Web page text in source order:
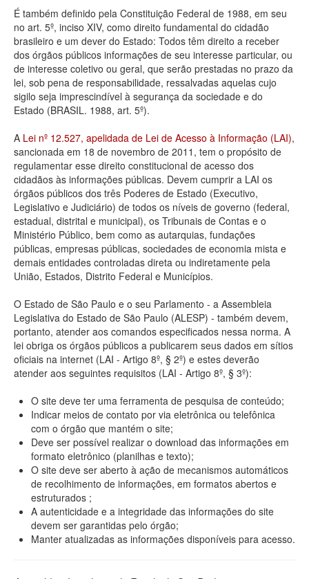
Administração
Legislação
Agenda
Perguntas frequentes
Contato
É também definido pela Constituição Federal de 1988, em seu
no art. 5º, inciso XIV, como direito fundamental do cidadão
brasileiro e um dever do Estado: Todos têm direito a receber
dos órgãos públicos informações de seu interesse particular, ou
de interesse coletivo ou geral, que serão prestadas no prazo da
lei, sob pena de responsabilidade, ressalvadas aquelas cujo
sigilo seja imprescindível à segurança da sociedade e do
Estado (BRASIL. 1988, art. 5º).
A Lei nº 12.527, apelidada de Lei de Acesso à Informação (LAI),
sancionada em 18 de novembro de 2011, tem o propósito de
regulamentar esse direito constitucional de acesso dos
cidadãos às informações públicas. Devem cumprir a LAI os
órgãos públicos dos três Poderes de Estado (Executivo,
Legislativo e Judiciário) de todos os níveis de governo (federal,
estadual, distrital e municipal), os Tribunais de Contas e o
Ministério Público, bem como as autarquias, fundações
públicas, empresas públicas, sociedades de economia mista e
demais entidades controladas direta ou indiretamente pela
União, Estados, Distrito Federal e Municípios.
O Estado de São Paulo e o seu Parlamento - a Assembleia
Legislativa do Estado de São Paulo (ALESP) - também devem,
portanto, atender aos comandos especificados nessa norma. A
lei obriga os órgãos públicos a publicarem seus dados em sítios
oficiais na internet (LAI - Artigo 8º, § 2º) e estes deverão
atender aos seguintes requisitos (LAI - Artigo 8º, § 3º):
O site deve ter uma ferramenta de pesquisa de conteúdo;
Indicar meios de contato por via eletrônica ou telefônica
com o órgão que mantém o site;
Deve ser possível realizar o download das informações em
formato eletrônico (planilhas e texto);
O site deve ser aberto à ação de mecanismos automáticos
de recolhimento de informações, em formatos abertos e
estruturados ;
A autenticidade e a integridade das informações do site
devem ser garantidas pelo órgão;
Manter atualizadas as informações disponíveis para acesso.